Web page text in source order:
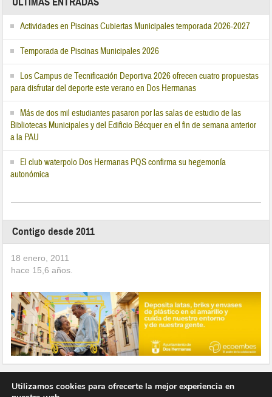
Actividades en Piscinas Cubiertas Municipales temporada 2026-2027
Temporada de Piscinas Municipales 2026
Los Campus de Tecnificación Deportiva 2026 ofrecen cuatro propuestas
para disfrutar del deporte este verano en Dos Hermanas
Más de dos mil estudiantes pasaron por las salas de estudio de las
Bibliotecas Municipales y del Edificio Bécquer en el fin de semana anterior
a la PAU
El club waterpolo Dos Hermanas PQS confirma su hegemonía
autonómica
Contigo desde 2011
18 enero, 2011
hace 15,6 años.
Utilizamos cookies para ofrecerte la mejor experiencia en